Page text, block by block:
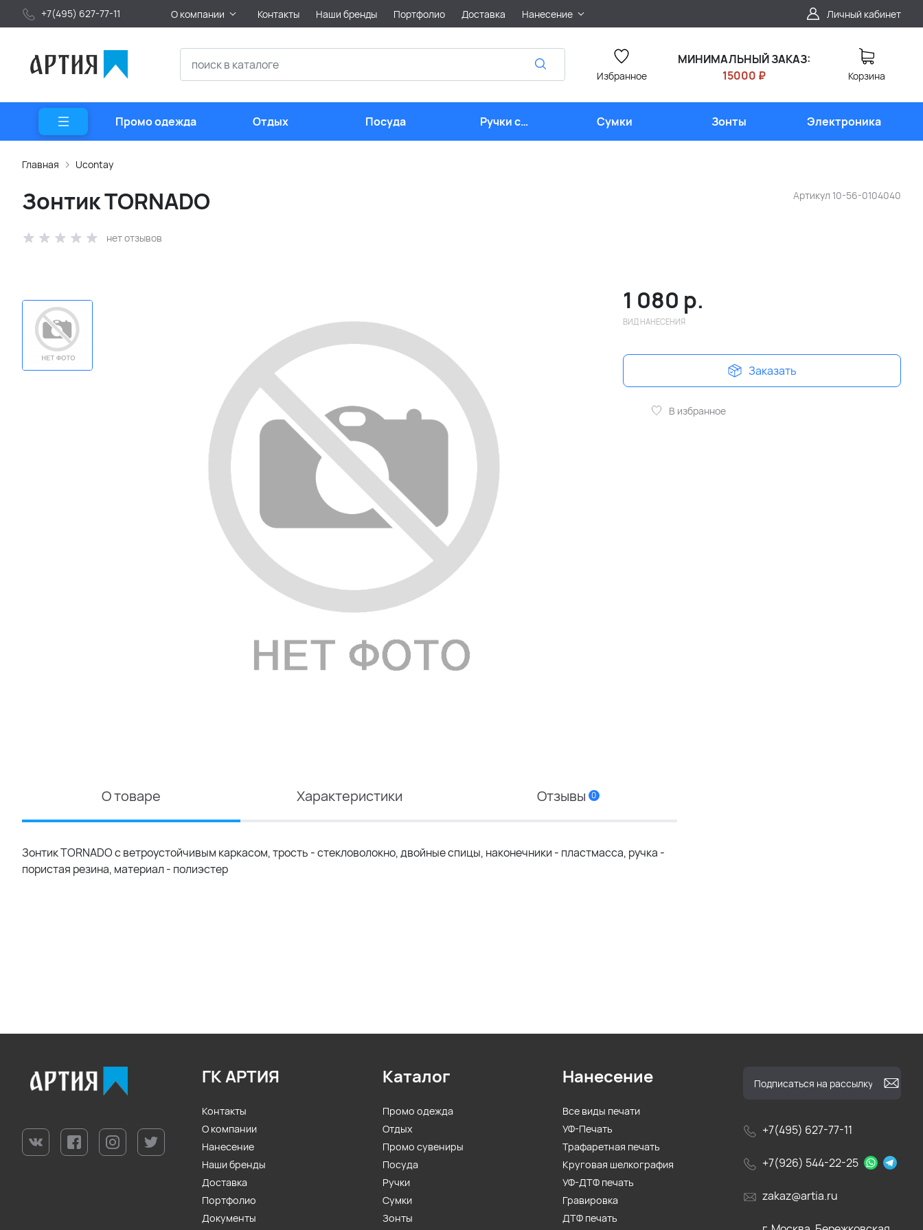
+7(495) 627-77-11 О компании Контакты Наши бренды Портфолио Доставка Нанесение Личный кабинет
Избранное
МИНИМАЛЬНЫЙ ЗАКАЗ:
15000 ₽
Корзина
Промо одежда Отдых Посуда
Ручки с
логотипом
Сумки Зонты Электроника
Главная Ucontay
Артикул 10-56-0104040
Зонтик TORNADO
нет отзывов
1 080 р.
ВИД НАНЕСЕНИЯ
Заказать
В избранное
О товаре Характеристики Отзывы 0
Зонтик TORNADO с ветроустойчивым каркасом, трость - стекловолокно, двойные спицы, наконечники - пластмасса, ручка -
пористая резина, материал - полиэстер
+7(495) 627-77-11
+7(926) 544-22-25
zakaz@artia.ru
ГК АРТИЯ
Контакты
О компании
Нанесение
Наши бренды
Доставка
Портфолио
Документы
Каталог
Промо одежда
Отдых
Промо сувениры
Посуда
Ручки
Сумки
Зонты
Нанесение
Все виды печати
УФ-Печать
Трафаретная печать
Круговая шелкография
УФ-ДТФ печать
Гравировка
ДТФ печать